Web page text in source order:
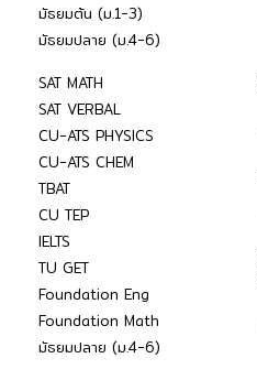
มัธยมต้น (ม.1-3)
มัธยมปลาย (ม.4-6)
SAT MATH
SAT VERBAL
CU-ATS PHYSICS
CU-ATS CHEM
TBAT
CU TEP
IELTS
TU GET
Foundation Eng
Foundation Math
มัธยมปลาย (ม.4-6)